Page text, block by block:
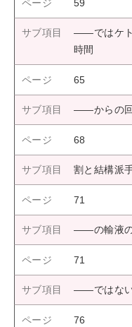
59
――ではケト
時間
65
――からの回
68
割と結構派
71
――の輸液の
71
――ではない
76